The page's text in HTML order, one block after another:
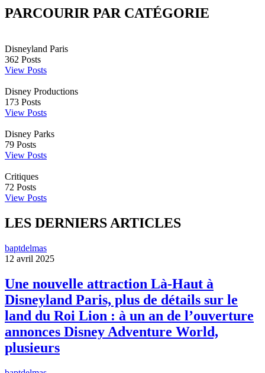
PARCOURIR PAR CATÉGORIE
Disneyland Paris
362 Posts
View Posts
Disney Productions
173 Posts
View Posts
Disney Parks
79 Posts
View Posts
Critiques
72 Posts
View Posts
LES DERNIERS ARTICLES
baptdelmas
12 avril 2025
Une nouvelle attraction Là-Haut à
Disneyland Paris, plus de détails sur le
land du Roi Lion : à un an de l’ouverture
annonces Disney Adventure World,
plusieurs